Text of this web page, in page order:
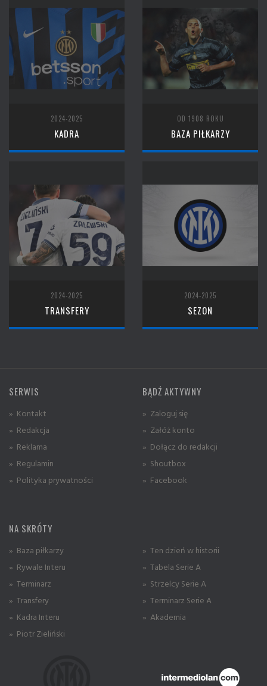
2024-2025
KADRA
OD 1908 ROKU
BAZA PIŁKARZY
2024-2025
TRANSFERY
2024-2025
SEZON
SERWIS
» Kontakt
» Redakcja
» Reklama
» Regulamin
» Polityka prywatności
BĄDŹ AKTYWNY
» Zaloguj się
» Załóż konto
» Dołącz do redakcji
» Shoutbox
» Facebook
NA SKRÓTY
» Baza piłkarzy
» Rywale Interu
» Terminarz
» Transfery
» Kadra Interu
» Piotr Zieliński
» Ten dzień w historii
» Tabela Serie A
» Strzelcy Serie A
» Terminarz Serie A
» Akademia